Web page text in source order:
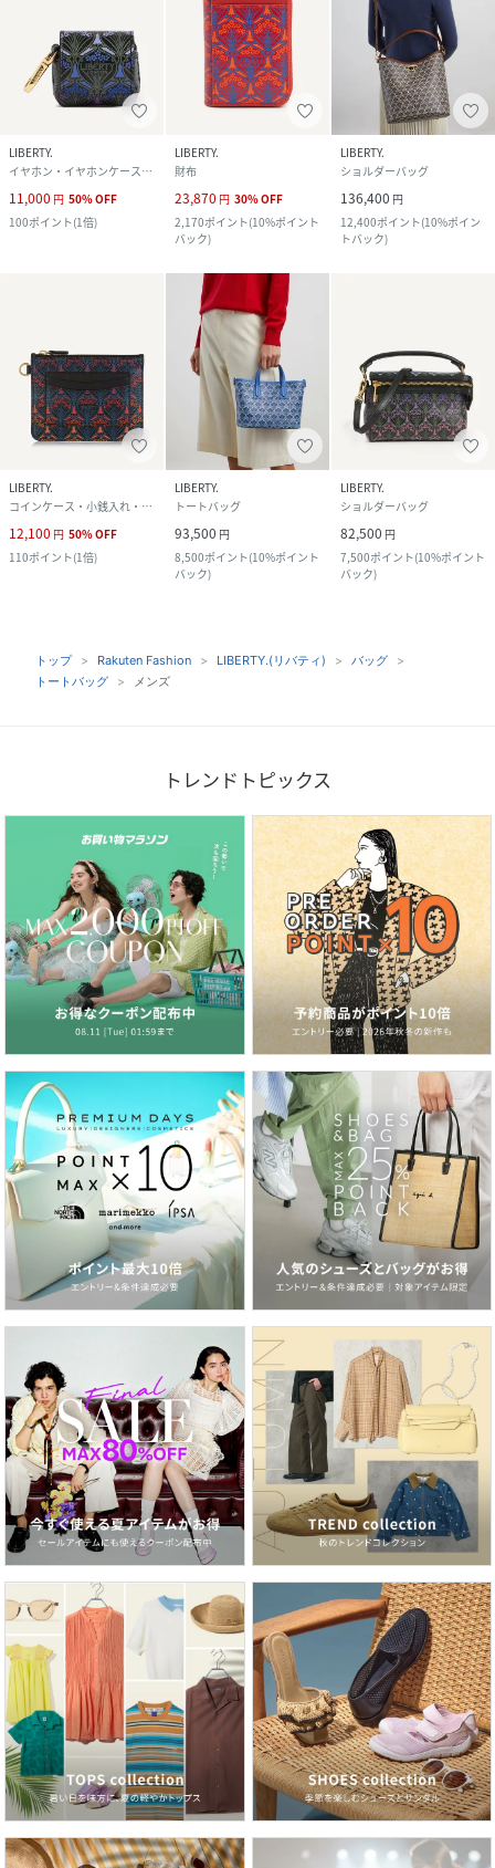
LIBERTY.
イヤホン・イヤホンケース・ヘッドフォン
11,000 円 50%OFF
100ポイント(1倍)
LIBERTY.
財布
23,870 円 30%OFF
2,170ポイント(10%ポイント
バック)
LIBERTY.
ショルダーバッグ
136,400 円
12,400ポイント(10%ポイン
トバック)
LIBERTY.
コインケース・小銭入れ・札入れ
12,100 円 50%OFF
110ポイント(1倍)
LIBERTY.
トートバッグ
93,500 円
8,500ポイント(10%ポイント
バック)
LIBERTY.
ショルダーバッグ
82,500 円
7,500ポイント(10%ポイント
バック)
トップ Rakuten Fashion LIBERTY.(リバティ)
バッグ
トートバッグ
メンズ
トレンドトピックス